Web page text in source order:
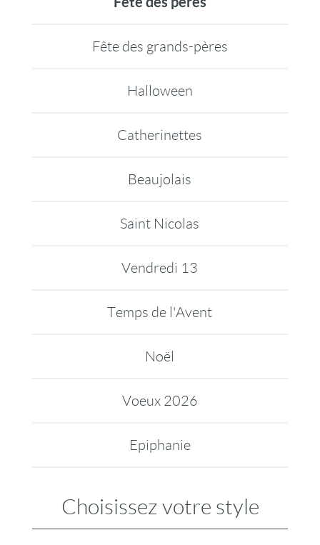
Fête des grands-pères
Halloween
Catherinettes
Beaujolais
Saint Nicolas
Vendredi 13
Temps de l'Avent
Noël
Voeux 2026
Epiphanie
Choisissez votre style